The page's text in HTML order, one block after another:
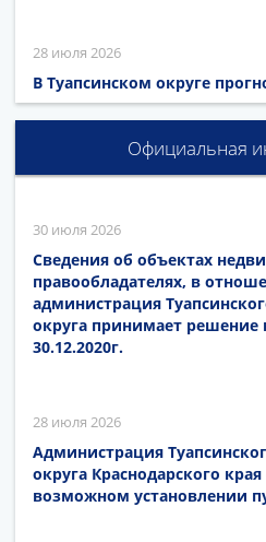
28 июля 2026
В Туапсинском округе
Официальная
30 июля 2026
Сведения об объектах
правообладателях, в
администрация
округа принимает решение
30.12.2020г.
28 июля 2026
Администрация
округа Краснодарского
возможном установлении